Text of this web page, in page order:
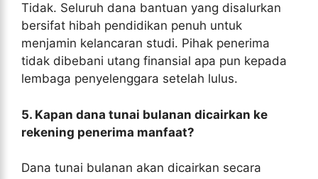
Tidak. Seluruh dana bantuan yang disalurkan
bersifat hibah pendidikan penuh untuk
menjamin kelancaran studi. Pihak penerima
tidak dibebani utang finansial apa pun kepada
lembaga penyelenggara setelah lulus.
5. Kapan dana tunai bulanan dicairkan ke
rekening penerima manfaat?
Dana tunai bulanan akan dicairkan secara